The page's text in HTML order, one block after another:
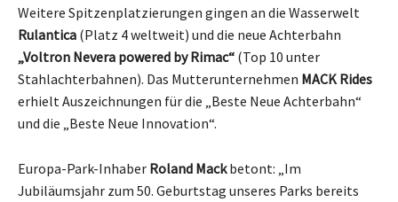
Weitere Spitzenplatzierungen gingen an die Wasserwelt
Rulantica (Platz 4 weltweit) und die neue Achterbahn
„Voltron Nevera powered by Rimac“ (Top 10 unter
Stahlachterbahnen). Das Mutterunternehmen MACK Rides
erhielt Auszeichnungen für die „Beste Neue Achterbahn“
und die „Beste Neue Innovation“.
Europa-Park-Inhaber Roland Mackbetont: „Im
Jubiläumsjahr zum 50. Geburtstag unseres Parks bereits